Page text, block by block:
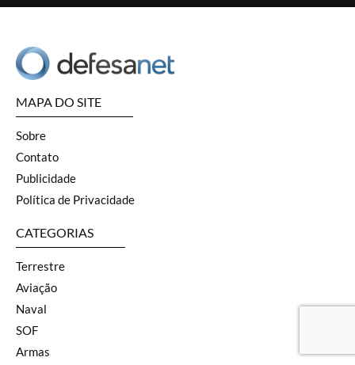
MAPA DO SITE
Sobre
Contato
Publicidade
Política de Privacidade
CATEGORIAS
Terrestre
Aviação
Naval
SOF
Armas